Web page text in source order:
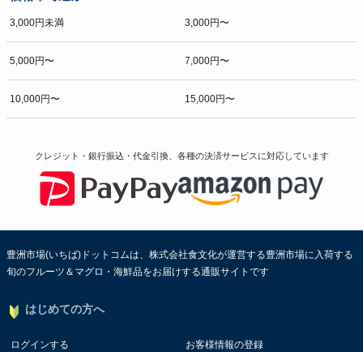
3,000円未満 3,000円〜
5,000円〜 7,000円〜
10,000円〜 15,000円〜
クレジット・銀行振込・代金引換、各種の決済サービスに対応しています
豊洲市場(いちば)ドットコムは、株式会社食文化が運営する豊洲市場に入荷する
旬のフルーツ＆マグロ・海鮮品をお届けする通販サイトです
はじめての方へ
ログインする お客様情報の登録